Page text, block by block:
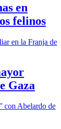
en
felinos
Gaza